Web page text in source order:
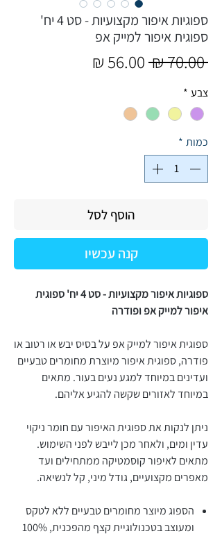
ספוגיות איפור מקצועיות - סט 4 יח'
ספוגית איפור למייק אפ
‏70.00 ‏₪
מחיר
צבע *
כמות *
הוסף לסל
קנה עכשיו
ספוגיות איפור מקצועיות - סט 4 יח' ספוגית
איפור למייק אפ ופודרה
ספוגית איפור למייק אפ על בסיס יבש או רטוב או
פודרה, ספוגית איפור מיוצרת מחומרים טבעיים
ועדינים במיוחד למגע נעים בעור. מתאים
במיוחד לאזורים שקשה להגיע אליהם.
ניתן לנקות את ספוגית האיפור עם חומר ניקוי
עדין ומים, ולאחר מכן לייבש לפני השימוש.
מתאים לאיפור קוסמטיקה ממתחילים ועד
מאפרים מקצועיים, גודל מיני, קל לנשיאה.
הספוג מיוצר מחומרים טבעיים ללא לטקס
ומעוצב בטכנולוגיית קצף מהפכנית, 100%